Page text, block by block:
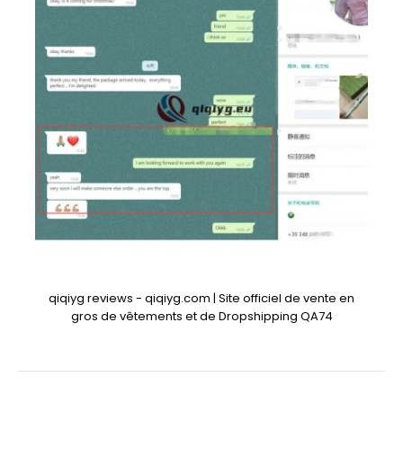
qiqiyg reviews - qiqiyg.com | Site officiel de vente en
gros de vêtements et de Dropshipping QA74